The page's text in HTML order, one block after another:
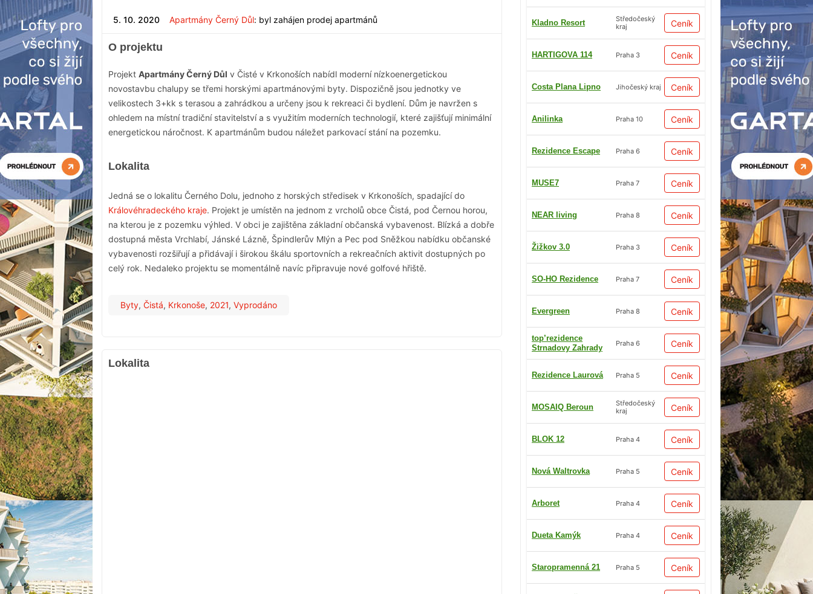
Kladno Resort
Středočeský
kraj
Ceník
HARTIGOVA 114 Praha 3 Ceník
Costa Plana Lipno Jihočeský kraj Ceník
Anilinka Praha 10 Ceník
Rezidence Escape Praha 6 Ceník
MUSE7 Praha 7 Ceník
NEAR living Praha 8 Ceník
Žižkov 3.0 Praha 3 Ceník
SO-HO Rezidence Praha 7 Ceník
Evergreen Praha 8 Ceník
top’rezidence
Strnadovy Zahrady
Praha 6 Ceník
Rezidence Laurová Praha 5 Ceník
MOSAIQ Beroun
Středočeský
kraj
Ceník
BLOK 12 Praha 4 Ceník
Nová Waltrovka Praha 5 Ceník
Arboret Praha 4 Ceník
Dueta Kamýk Praha 4 Ceník
Staropramenná 21 Praha 5 Ceník
5. 10. 2020 Apartmány Černý Důl: byl zahájen prodej apartmánů
O projektu
Projekt Apartmány Černý Důl v Čisté v Krkonoších nabídl moderní nízkoenergetickou
novostavbu chalupy se třemi horskými apartmánovými byty. Dispozičně jsou jednotky ve
velikostech 3+kk s terasou a zahrádkou a určeny jsou k rekreaci či bydlení. Dům je navržen s
ohledem na místní tradiční stavitelství a s využitím moderních technologií, které zajišťují minimální
energetickou náročnost. K apartmánům budou náležet parkovací stání na pozemku.
Lokalita
Jedná se o lokalitu Černého Dolu, jednoho z horských středisek v Krkonoších, spadající do
Královéhradeckého kraje. Projekt je umístěn na jednom z vrcholů obce Čistá, pod Černou horou,
na kterou je z pozemku výhled. V obci je zajištěna základní občanská vybavenost. Blízká a dobře
dostupná města Vrchlabí, Jánské Lázně, Špindlerův Mlýn a Pec pod Sněžkou nabídku občanské
vybavenosti rozšiřují a přidávají i širokou škálu sportovních a rekreačních aktivit dostupných po
celý rok. Nedaleko projektu se momentálně navíc připravuje nové golfové hřiště.
Byty, Čistá, Krkonoše, 2021, Vyprodáno
Lokalita